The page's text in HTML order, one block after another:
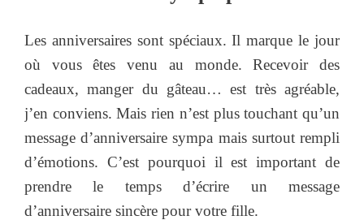
Les anniversaires sont spéciaux. Il marque le jour
où vous êtes venu au monde. Recevoir des
cadeaux, manger du gâteau… est très agréable,
j’en conviens. Mais rien n’est plus touchant qu’un
message d’anniversaire sympa mais surtout rempli
d’émotions. C’est pourquoi il est important de
prendre le temps d’écrire un message
d’anniversaire sincère pour votre fille.